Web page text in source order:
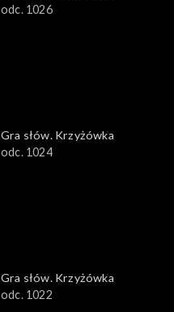
odc. 1026
Gra słów. Krzyżówka
odc. 1024
Gra słów. Krzyżówka
odc. 1022